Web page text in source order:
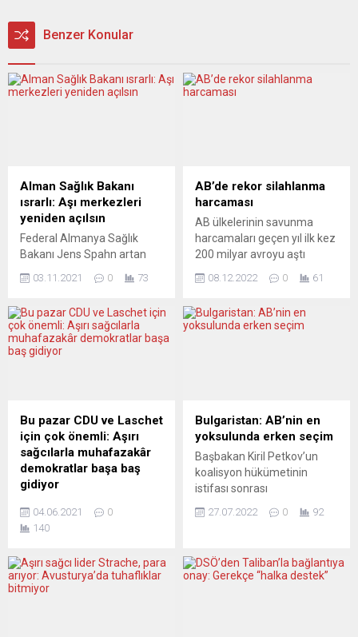
Benzer Konular
Alman Sağlık Bakanı
ısrarlı: Aşı merkezleri
yeniden açılsın
Federal Almanya Sağlık
Bakanı Jens Spahn artan
eyaletlerden aşı
açmalarını istedi. Spahn
güçlendirici üçüncü doz için
60 yaş üstünün merkezlere
mevsiminin gelmesiyle artış
göstermeye başladı. Robert
Koch Enstitüsü (RKI)
tarafından açıklanan
verilere göre yedi...
03.11.2021 0 73
AB’de rekor silahlanma
harcaması
AB ülkelerinin savunma
harcamaları geçen yıl ilk kez
200 milyar avroyu aştı
ülkeler, 2021’de ilk kez 200
savunma harcaması yaptı.
Danimarka dışında 26 AB
harcamaları geçen yıl ilk
defa 200...
08.12.2022 0 61
Bu pazar CDU ve Laschet
için çok önemli: Aşırı
sağcılarla muhafazakâr
demokratlar başa baş
gidiyor
eyaletlerinden biri olan
Saksonya-Anhalt’te bu
önce en son eyalet seçimi
yapılacak. Aşırı sağcı AfD ile
04.06.2021
0
140
Bulgaristan: AB’nin en
yoksulunda erken seçim
Başbakan Kiril Petkov’un
koalisyon hükümetinin
istifası sonrası
seçimlerin ertelenmesi için
destek bulamayan
Bulgaristan Sosyalist Partisi
27.07.2022 0 92